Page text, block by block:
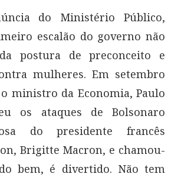
do Ministério Público,
escalão do governo não
postura de preconceito e
mulheres. Em setembro
ministro da Economia, Paulo
os ataques de Bolsonaro
do presidente francês
Brigitte Macron, e chamou-
bem, é divertido. Não tem